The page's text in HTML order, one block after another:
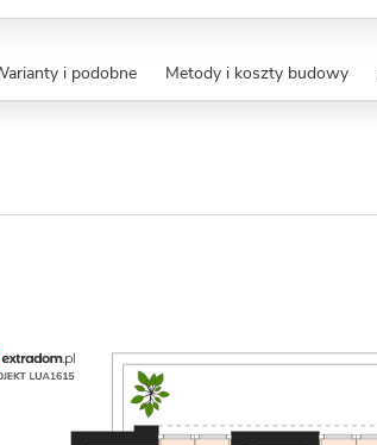
i podobne Metody i koszty budowy